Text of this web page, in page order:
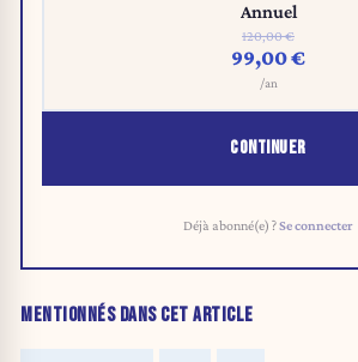
Annuel
120,00 €
99,00 €
/an
CONTINUER
Déjà abonné(e) ?Se connecter
MENTIONNÉS DANS CET ARTICLE